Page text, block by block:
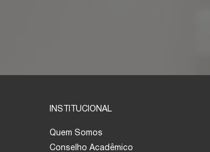
INSTITUCIONAL
Quem Somos
Conselho Acadêmico